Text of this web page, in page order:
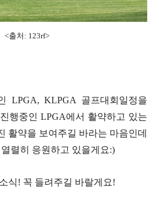
<출처: 123rf>
LPGA, KLPGA 골프대회일정을
행중인 LPGA에서 활약하고 있는
활약을 보여주길 바라는 마음인데
렬히 응원하고 있을게요:)
식! 꼭 들려주길 바랄게요!